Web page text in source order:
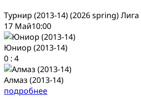
Турнир (2013-14) (2026 spring) Лига
17 Май10:00
Юниор (2013-14)
0 : 4
Алмаз (2013-14)
подробнее